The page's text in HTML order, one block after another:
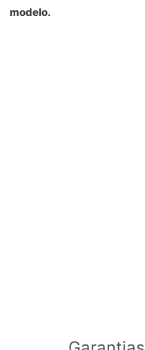
modelo.